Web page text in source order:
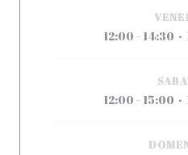
12:00 - 14:30 •
12:00 - 15:00 •